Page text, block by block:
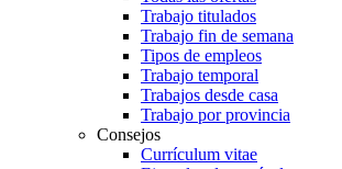
Trabajo titulados
Trabajo fin de semana
Tipos de empleos
Trabajo temporal
Trabajos desde casa
Trabajo por provincia
Consejos
Currículum vitae